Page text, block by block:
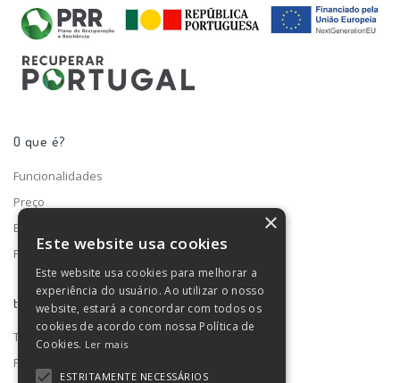
O que é?
Funcionalidades
Preço
Blog
Fale connosco
turno ®
Termos e condições
Privacidade de dados
×
Este website usa cookies
Este website usa cookies para melhorar a
experiência do usuário. Ao utilizar o nosso
website, estará a concordar com todos os
cookies de acordo com nossa Política de
Cookies. Ler mais
ESTRITAMENTE NECESSÁRIOS